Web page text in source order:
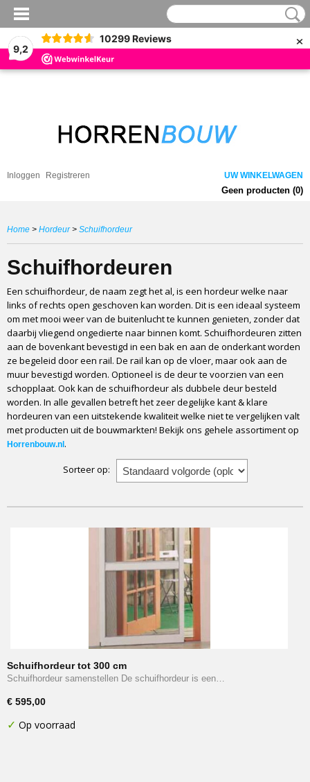
9,2
10299 Reviews ×
Inloggen Registreren UW WINKELWAGEN
Geen producten (0)
Home > Hordeur> Schuifhordeur
Schuifhordeuren
Een schuifhordeur, de naam zegt het al, is een hordeur welke naar
links of rechts open geschoven kan worden. Dit is een ideaal systeem
om met mooi weer van de buitenlucht te kunnen genieten, zonder dat
daarbij vliegend ongedierte naar binnen komt. Schuifhordeuren zitten
aan de bovenkant bevestigd in een bak en aan de onderkant worden
ze begeleid door een rail. De rail kan op de vloer, maar ook aan de
muur bevestigd worden. Optioneel is de deur te voorzien van een
schopplaat. Ook kan de schuifhordeur als dubbele deur besteld
worden. In alle gevallen betreft het zeer degelijke kant & klare
hordeuren van een uitstekende kwaliteit welke niet te vergelijken valt
met producten uit de bouwmarkten! Bekijk ons gehele assortiment op
Horrenbouw.nl .
Sorteer op:
Schuifhordeur tot 300 cm
Schuifhordeur samenstellen De schuifhordeur is een…
€ 595,00
✓ Op voorraad